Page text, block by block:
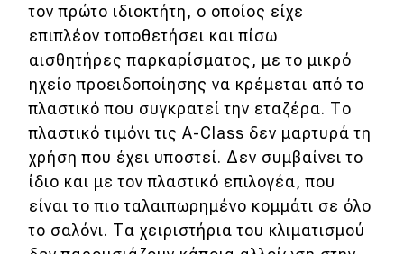
τον πρώτο ιδιοκτήτη, ο οποίος είχε
επιπλέον τοποθετήσει και πίσω
αισθητήρες παρκαρίσματος, με το μικρό
ηχείο προειδοποίησης να κρέμεται από το
πλαστικό που συγκρατεί την εταζέρα. Το
πλαστικό τιμόνι τις A-Class δεν μαρτυρά τη
χρήση που έχει υποστεί. Δεν συμβαίνει το
ίδιο και με τον πλαστικό επιλογέα, που
είναι το πιο ταλαιπωρημένο κομμάτι σε όλο
το σαλόνι. Τα χειριστήρια του κλιματισμού